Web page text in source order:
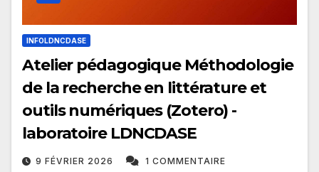
INFOLDNCDASE
Atelier pédagogique Méthodologie
de la recherche en littérature et
outils numériques (Zotero) -
laboratoire LDNCDASE
9 FÉVRIER 2026 1 COMMENTAIRE